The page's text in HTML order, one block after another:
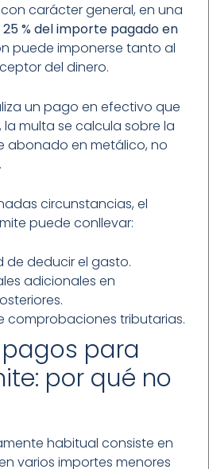
carácter general, en una
25 % del importe pagado en
puede imponerse tanto al
del dinero.
un pago en efectivo que
la multa se calcula sobre la
abonado en metálico, no
circunstancias, el
puede conllevar:
de deducir el gasto.
adicionales en
comprobaciones tributarias.
para
por qué no
habitual consiste en
varios importes menores